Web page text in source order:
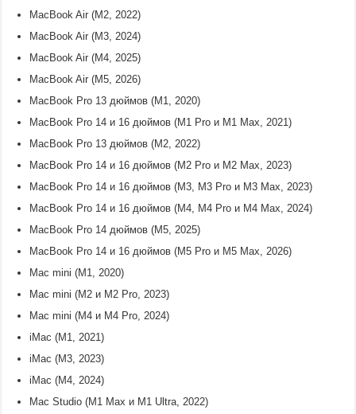
MacBook Air (M2, 2022)
MacBook Air (M3, 2024)
MacBook Air (M4, 2025)
MacBook Air (M5, 2026)
MacBook Pro 13 дюймов (M1, 2020)
MacBook Pro 14 и 16 дюймов (M1 Pro и M1 Max, 2021)
MacBook Pro 13 дюймов (M2, 2022)
MacBook Pro 14 и 16 дюймов (M2 Pro и M2 Max, 2023)
MacBook Pro 14 и 16 дюймов (M3, M3 Pro и M3 Max, 2023)
MacBook Pro 14 и 16 дюймов (M4, M4 Pro и M4 Max, 2024)
MacBook Pro 14 дюймов (M5, 2025)
MacBook Pro 14 и 16 дюймов (M5 Pro и M5 Max, 2026)
Mac mini (M1, 2020)
Mac mini (M2 и M2 Pro, 2023)
Mac mini (M4 и M4 Pro, 2024)
iMac (M1, 2021)
iMac (M3, 2023)
iMac (M4, 2024)
Mac Studio (M1 Max и M1 Ultra, 2022)